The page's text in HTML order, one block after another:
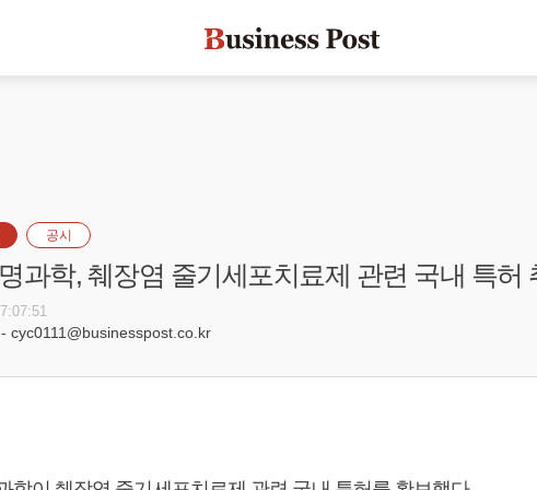
공시
과학, 췌장염 줄기세포치료제 관련 국내 특허
cyc0111@businesspost.co.kr